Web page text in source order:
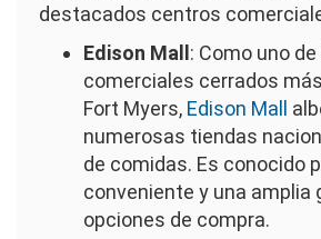
destacados centros
Edison Mall : Como uno
comerciales cerrados
Fort Myers, Edison Mall
numerosas tiendas
de comidas. Es conocido
conveniente y una amplia
opciones de compra.